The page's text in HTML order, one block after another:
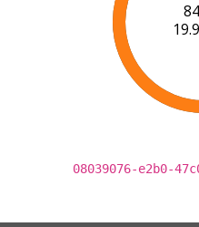
08039076-e2b0-